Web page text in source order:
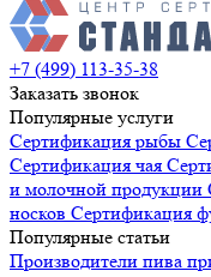
+7 (499) 113-35-38
Заказать звонок
Популярные услуги
Сертификация рыбы
Сертификация чая
и молочной продукции
носков Сертификация
Популярные статьи
Производители пива